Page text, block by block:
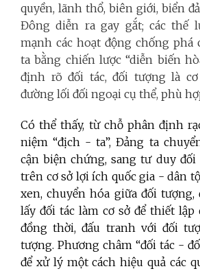
quyền, lãnh thổ, biên giới, biển
Đông diễn ra gay gắt; các thế
mạnh các hoạt động chống phá
ta bằng chiến lược “diễn biến
định rõ đối tác, đối tượng là
đường lối đối ngoại cụ thể, phù
Có thể thấy, từ chỗ phân định
niệm “địch - ta”, Đảng ta
cận biện chứng, sang tư duy đối
trên cơ sở lợi ích quốc gia - dân
xen, chuyển hóa giữa đối tượng,
lấy đối tác làm cơ sở để thiết lập
đồng thời, đấu tranh với đối
tượng. Phương châm “đối tác -
để xử lý một cách hiệu quả các